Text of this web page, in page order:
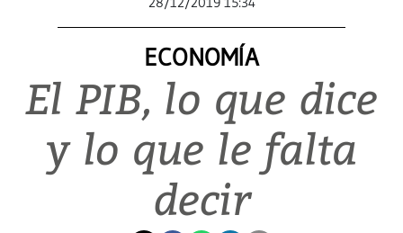
ECONOMÍA
El PIB, lo que dice
y lo que le falta
decir